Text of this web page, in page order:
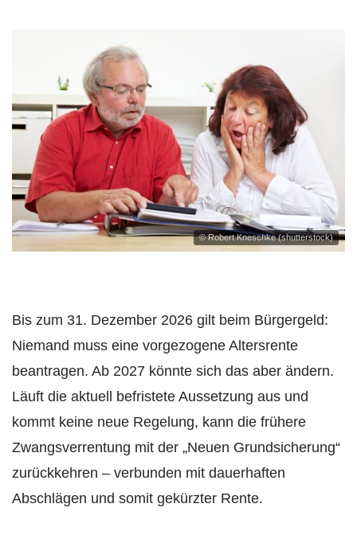
© Robert Kneschke (shutterstock)
Bis zum 31. Dezember 2026 gilt beim Bürgergeld:
Niemand muss eine vorgezogene Altersrente
beantragen. Ab 2027 könnte sich das aber ändern.
Läuft die aktuell befristete Aussetzung aus und
kommt keine neue Regelung, kann die frühere
Zwangsverrentung mit der „Neuen Grundsicherung“
zurückkehren – verbunden mit dauerhaften
Abschlägen und somit gekürzter Rente.